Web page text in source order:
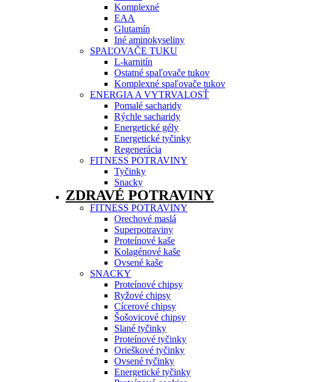
Komplexné
EAA
Glutamín
Iné aminokyseliny
SPAĽOVAČE TUKU
L-karnitín
Ostatné spaľovače tukov
Komplexné spaľovače tukov
ENERGIA A VYTRVALOSŤ
Pomalé sacharidy
Rýchle sacharidy
Energetické gély
Energetické tyčinky
Regenerácia
FITNESS POTRAVINY
Tyčinky
Snacky
ZDRAVÉ POTRAVINY
FITNESS POTRAVINY
Orechové maslá
Superpotraviny
Proteínové kaše
Kolagénové kaše
Ovsené kaše
SNACKY
Proteínové chipsy
Ryžové chipsy
Cícerové chipsy
Šošovicové chipsy
Slané tyčinky
Proteínové tyčinky
Orieškové tyčinky
Ovsené tyčinky
Energetické tyčinky